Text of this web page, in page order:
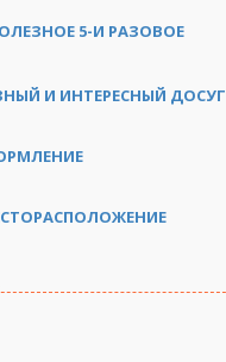
5-И РАЗОВОЕ
И ИНТЕРЕСНЫЙ ДОСУГ